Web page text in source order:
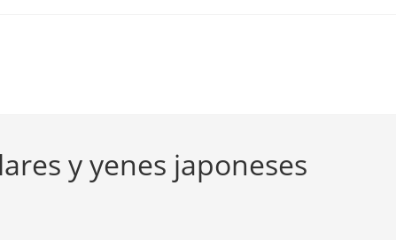
y yenes japoneses